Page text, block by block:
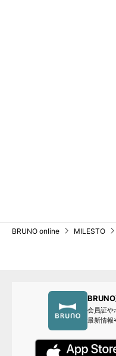
BRUNO online MILESTO
会員証や
最新情報